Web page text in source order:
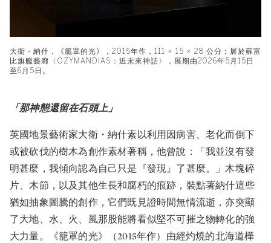
大衛・納什，《籠罩的光》，2015年作，111 × 15 × 28 公分；展於蘇富
比旗艦藝廊〈OZYMANDIAS：近未來神話〉，展期由2026年5月15日
至6月5日。
「那神態還留在石頭上」
英國地景藝術家大衛・納什素以利用因病害、老化而倒下
或被砍伐的樹木為創作素材著稱，他曾說：「我並沒有發
明甚麼，我傾向認為自己只是『發現』了甚麼。」木塊碎
片、木節，以及其他生長和腐朽的痕跡，裝點著納什這些
猶如抽象圖騰的創作，它們既見證時間無情流逝，亦突顯
了大地、水、火、風那股能將看似堅不可摧之物轉化的強
大力量。《籠罩的光》（2015年作）由經灼燒的北海道樺